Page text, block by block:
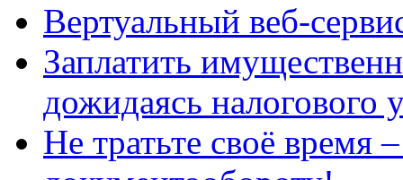
Вертуальный веб-
Заплатить
дожидаясь налогового
Не тратьте своё время